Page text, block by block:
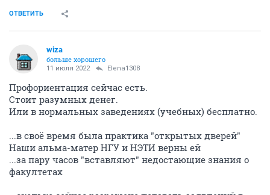
ОТВЕТИТЬ
wiza
больше хорошего
11 июля 2022 Elena1308
Профориентация сейчас есть.
Стоит разумных денег.
Или в нормальных заведениях (учебных) бесплатно.
...в своё время была практика "открытых дверей"
Наши альма-матер НГУ и НЭТИ верны ей
...за пару часов "вставляют" недостающие знания о
факултетах